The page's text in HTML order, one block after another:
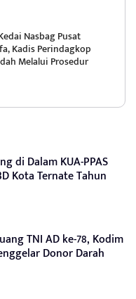
Nasbag Pusat
Kadis Perindagkop
Melalui Prosedur
di Dalam KUA-PPAS
Kota Ternate Tahun
TNI AD ke-78, Kodim
Donor Darah